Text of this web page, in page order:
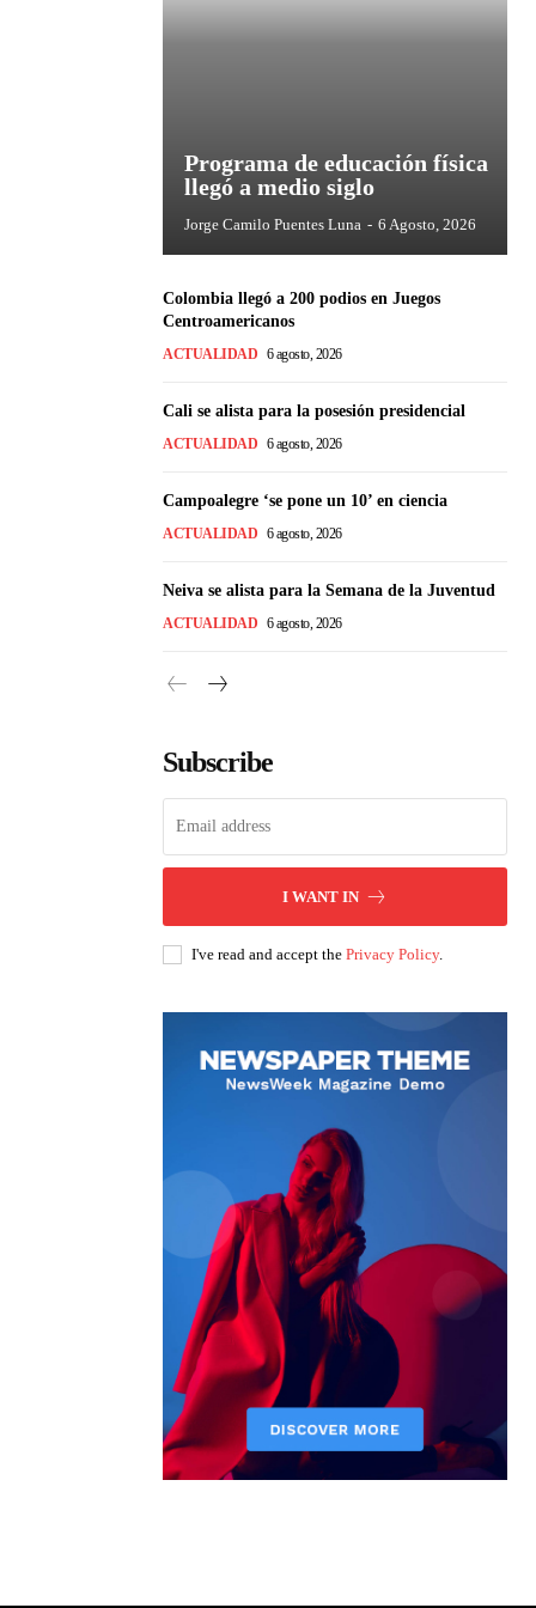
Programa de educación física
llegó a medio siglo
Jorge Camilo Puentes Luna - 6 Agosto, 2026
Colombia llegó a 200 podios en Juegos
Centroamericanos
ACTUALIDAD 6 agosto, 2026
Cali se alista para la posesión presidencial
ACTUALIDAD 6 agosto, 2026
Campoalegre ‘se pone un 10’ en ciencia
ACTUALIDAD 6 agosto, 2026
Neiva se alista para la Semana de la Juventud
ACTUALIDAD 6 agosto, 2026
Subscribe
I WANT IN
I've read and accept the Privacy Policy.